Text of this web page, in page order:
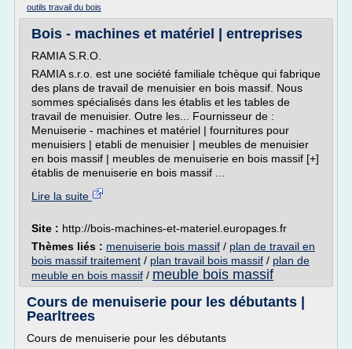
outils travail du bois
Bois - machines et matériel | entreprises
RAMIA S.R.O.
RAMIA s.r.o. est une société familiale tchèque qui fabrique
des plans de travail de menuisier en bois massif. Nous
sommes spécialisés dans les établis et les tables de
travail de menuisier. Outre les... Fournisseur de :
Menuiserie - machines et matériel | fournitures pour
menuisiers | etabli de menuisier | meubles de menuisier
en bois massif | meubles de menuiserie en bois massif [+]
établis de menuiserie en bois massif ...
Lire la suite
Site : http://bois-machines-et-materiel.europages.fr
Thèmes liés : menuiserie bois massif / plan de travail en
bois massif traitement / plan travail bois massif / plan de
meuble en bois massif / meuble bois massif
Cours de menuiserie pour les débutants |
Pearltrees
Cours de menuiserie pour les débutants